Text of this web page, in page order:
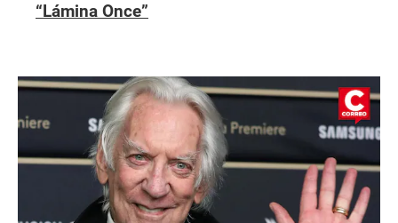
“Lámina Once”